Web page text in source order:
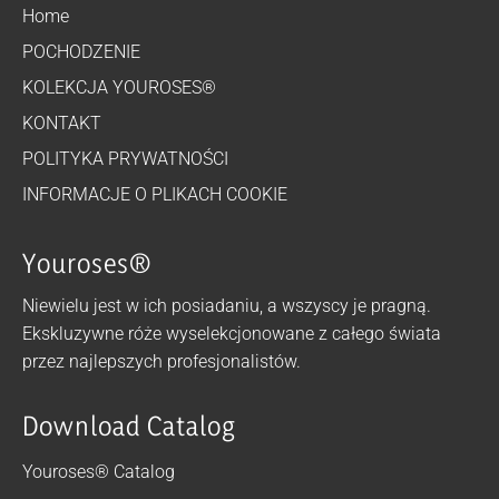
Home
POCHODZENIE
KOLEKCJA YOUROSES®
KONTAKT
POLITYKA PRYWATNOŚCI
INFORMACJE O PLIKACH COOKIE
Youroses®
Niewielu jest w ich posiadaniu, a wszyscy je pragną.
Ekskluzywne róże wyselekcjonowane z całego świata
przez najlepszych profesjonalistów.
Download Catalog
Youroses® Catalog